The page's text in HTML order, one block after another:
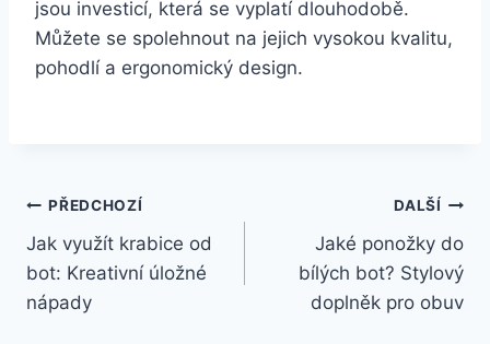
jsou ​investicí,‌ která se vyplatí dlouhodobě.
⁣Můžete​ se spolehnout na jejich ‌vysokou kvalitu,
⁣pohodlí ‌a ergonomický ‌design.
Navigace
pro
příspěvek
PŘEDCHOZÍ
Jak využít krabice od
bot: Kreativní úložné
nápady
DALŠÍ
Jaké ponožky do
bílých bot? Stylový
doplněk pro obuv